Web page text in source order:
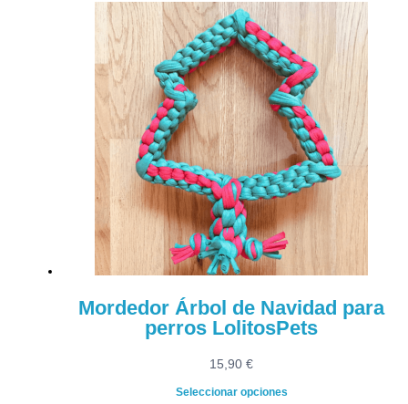
Mordedor Árbol de Navidad para
perros LolitosPets
15,90 €
Seleccionar opciones